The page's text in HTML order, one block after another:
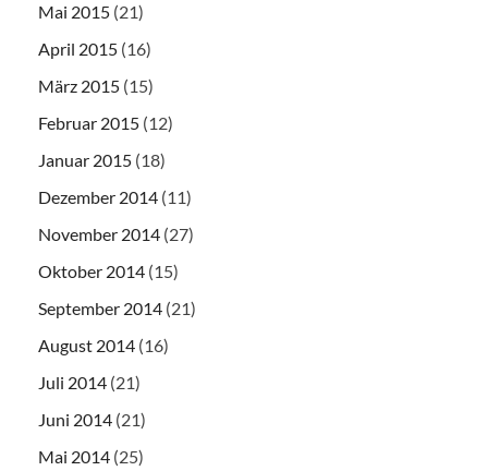
Mai 2015 (21)
April 2015 (16)
März 2015 (15)
Februar 2015 (12)
Januar 2015 (18)
Dezember 2014 (11)
November 2014 (27)
Oktober 2014 (15)
September 2014 (21)
August 2014 (16)
Juli 2014 (21)
Juni 2014 (21)
Mai 2014 (25)